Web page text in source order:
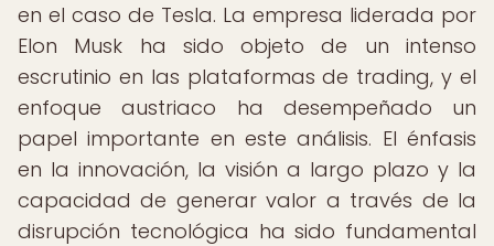
en el caso de Tesla. La empresa liderada por
Elon Musk ha sido objeto de un intenso
escrutinio en las plataformas de trading, y el
enfoque austriaco ha desempeñado un
papel importante en este análisis. El énfasis
en la innovación, la visión a largo plazo y la
capacidad de generar valor a través de la
disrupción tecnológica ha sido fundamental